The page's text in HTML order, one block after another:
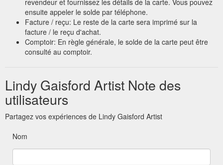
ensuite appeler le solde par téléphone.
Facture / reçu: Le reste de la carte sera imprimé sur la
facture / le reçu d'achat.
Comptoir: En règle générale, le solde de la carte peut être
consulté au comptoir.
Lindy Gaisford Artist Note des
utilisateurs
Partagez vos expériences de Lindy Gaisford Artist
Nom